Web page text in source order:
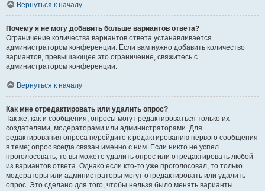
Вернуться к началу
Почему я не могу добавить больше вариантов ответа?
Ограничение количества вариантов ответа устанавливается
администратором конференции. Если вам нужно добавить количество
вариантов, превышающее это ограничение, свяжитесь с
администратором конференции.
Вернуться к началу
Как мне отредактировать или удалить опрос?
Так же, как и сообщения, опросы могут редактироваться только их
создателями, модераторами или администраторами. Для
редактирования опроса перейдите к редактированию первого сообщения
в теме; опрос всегда связан именно с ним. Если никто не успел
проголосовать, то вы можете удалить опрос или отредактировать любой
из вариантов ответа. Однако если кто-то уже проголосовал, то только
модераторы или администраторы могут отредактировать или удалить
опрос. Это сделано для того, чтобы нельзя было менять варианты